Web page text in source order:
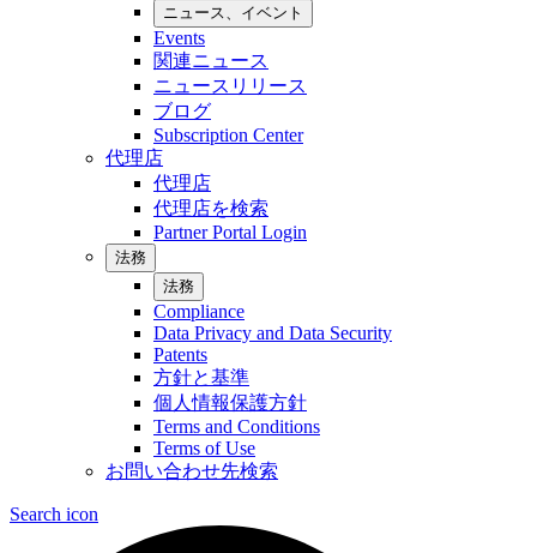
ニュース、イベント
Events
関連ニュース
ニュースリリース
ブログ
Subscription Center
代理店
代理店
代理店を検索
Partner Portal Login
法務
法務
Compliance
Data Privacy and Data Security
Patents
方針と基準
個人情報保護方針
Terms and Conditions
Terms of Use
お問い合わせ先検索
Search icon